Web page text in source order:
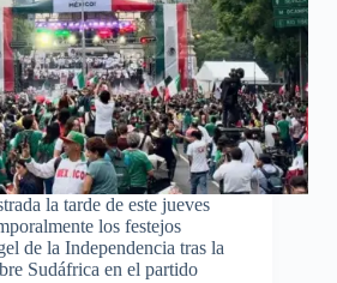
la tarde de este jueves
los festejos
de la Independencia tras la
Sudáfrica en el partido